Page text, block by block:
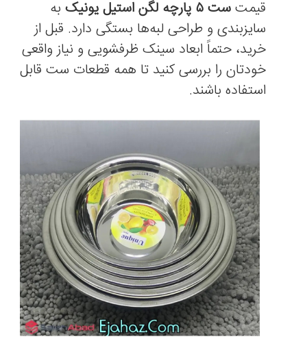
قیمتست ۵ پارچه لگن استیل یونیک
به
سایزبندی و طراحی لبه‌ها بستگی دارد. قبل از
خرید، حتماً ابعاد سینک ظرفشویی و نیاز واقعی
خودتان را بررسی کنید تا همه قطعات ست قابل
استفاده باشند.